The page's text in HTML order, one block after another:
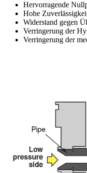
Hervorragende
Hohe
Widerstand gegen
Verringerung der
Verringerung der